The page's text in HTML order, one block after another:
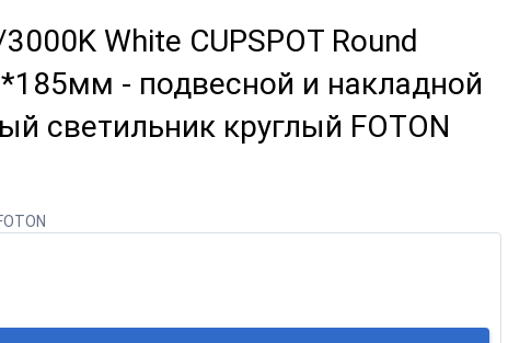
White CUPSPOT Round
- подвесной и накладной
светильник круглый FOTON